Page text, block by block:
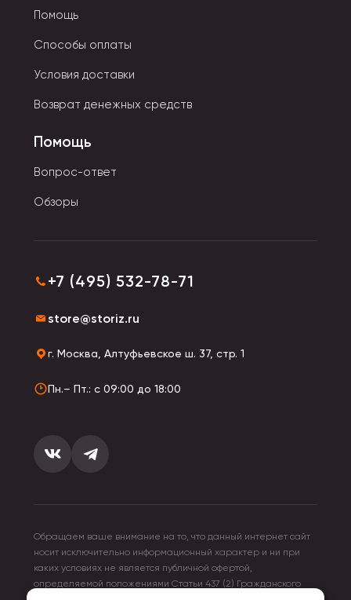
Помощь
Способы оплаты
Условия доставки
Возврат денежных средств
Помощь
Вопрос-ответ
Обзоры
+7 (495) 532-78-71
store@storiz.ru
г. Москва, Алтуфьевское ш. 37, стр. 1
Пн.– Пт.: с 09:00 до 18:00
Обращаем ваше внимание на то, что данный интернет сайт
носит исключительно информационный характер и ни при
каких условиях не является публичной офертой,
определяемой положениями Статьи 437 (2) Гражданского